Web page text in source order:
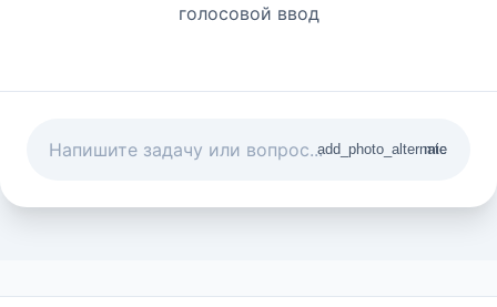
голосовой ввод
add_photo_alternate
mic